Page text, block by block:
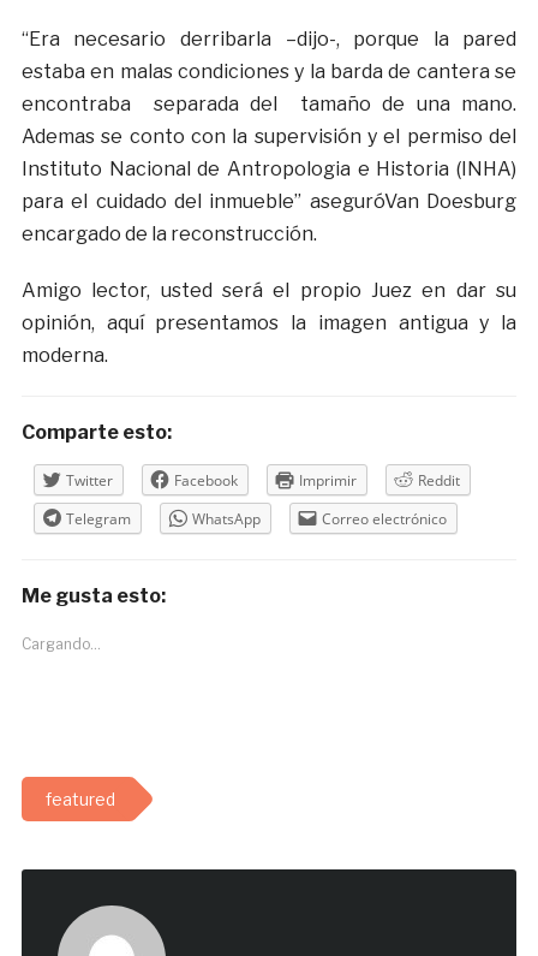
“Era necesario derribarla –dijo-, porque la pared
estaba en malas condiciones y la barda de cantera se
encontraba separada del tamaño de una mano.
Ademas se conto con la supervisión y el permiso del
Instituto Nacional de Antropologia e Historia (INHA)
para el cuidado del inmueble” aseguróVan Doesburg
encargado de la reconstrucción.
Amigo lector, usted será el propio Juez en dar su
opinión, aquí presentamos la imagen antigua y la
moderna.
Comparte esto:
Twitter Facebook Imprimir
Reddit
Telegram
WhatsApp Correo electrónico
Me gusta esto:
Cargando...
featured